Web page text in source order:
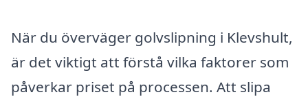
När du överväger golvslipning i Klevshult,
är det viktigt att förstå vilka faktorer som
påverkar priset på processen. Att slipa